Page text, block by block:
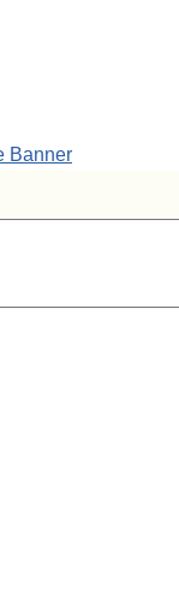
Banner